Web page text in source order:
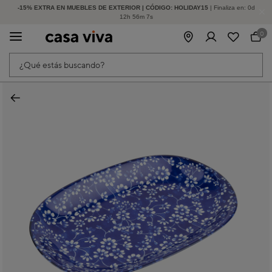
-15% EXTRA EN MUEBLES DE EXTERIOR | CÓDIGO: HOLIDAY15 | Finaliza en: 0d
12h 56m 7s
HASTA -60% DE DESCUENTO | SEGUNDAS REBAJAS
¿Qué estás buscando?
0